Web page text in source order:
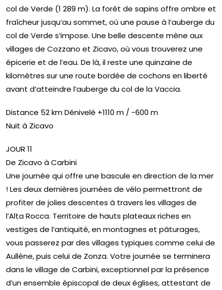
col de Verde (1 289 m). La forêt de sapins offre ombre et
fraîcheur jusqu’au sommet, où une pause à l’auberge du
col de Verde s’impose. Une belle descente mène aux
villages de Cozzano et Zicavo, où vous trouverez une
épicerie et de l’eau. De là, il reste une quinzaine de
kilomètres sur une route bordée de cochons en liberté
avant d’atteindre l’auberge du col de la Vaccia.
Distance 52 km Dénivelé +1110 m / -600 m
Nuit à Zicavo
JOUR 11
De Zicavo à Carbini
Une journée qui offre une bascule en direction de la mer
! Les deux dernières journées de vélo permettront de
profiter de jolies descentes à travers les villages de
l’Alta Rocca. Territoire de hauts plateaux riches en
vestiges de l’antiquité, en montagnes et pâturages,
vous passerez par des villages typiques comme celui de
Aullène, puis celui de Zonza. Votre journée se terminera
dans le village de Carbini, exceptionnel par la présence
d’un ensemble épiscopal de deux églises, attestant de